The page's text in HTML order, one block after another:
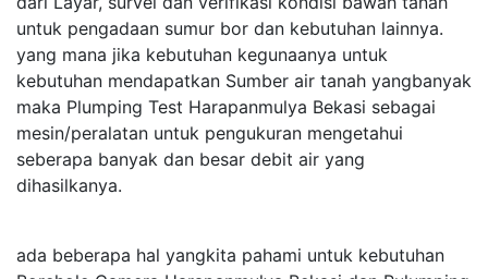
untuk pengadaan sumur bor dan kebutuhan lainnya.
yang mana jika kebutuhan kegunaanya untuk
kebutuhan mendapatkan Sumber air tanah yangbanyak
maka Plumping Test Harapanmulya Bekasi sebagai
mesin/peralatan untuk pengukuran mengetahui
seberapa banyak dan besar debit air yang
dihasilkanya.
ada beberapa hal yangkita pahami untuk kebutuhan